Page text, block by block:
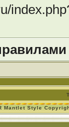
Mantlet Style